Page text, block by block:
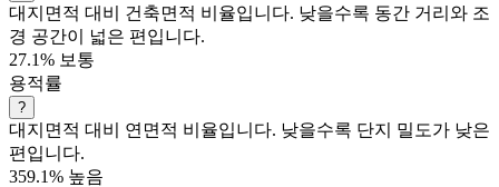
대지면적 대비 건축면적 비율입니다. 낮을수록 동간 거리와 조
경 공간이 넓은 편입니다.
27.1% 보통
용적률
?
대지면적 대비 연면적 비율입니다. 낮을수록 단지 밀도가 낮은
편입니다.
359.1% 높음